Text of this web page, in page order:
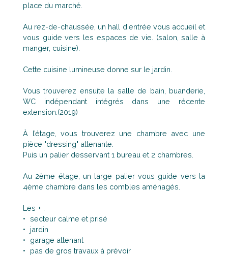
place du marché.
Au rez-de-chaussée, un hall d'entrée vous accueil et
vous guide vers les espaces de vie. (salon, salle à
manger, cuisine).
Cette cuisine lumineuse donne sur le jardin.
Vous trouverez ensuite la salle de bain, buanderie,
WC indépendant intégrés dans une récente
extension.(2019)
À l’étage, vous trouverez une chambre avec une
pièce "dressing" attenante.
Puis un palier desservant 1 bureau et 2 chambres.
Au 2ème étage, un large palier vous guide vers la
4ème chambre dans les combles aménagés.
Les + :
secteur calme et prisé
jardin
garage attenant
pas de gros travaux à prévoir